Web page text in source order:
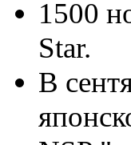
1500
Star.
В